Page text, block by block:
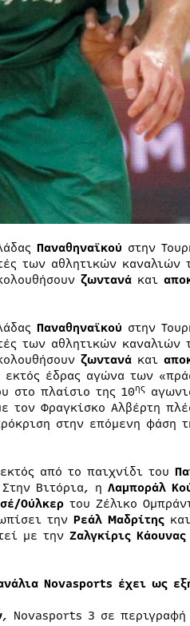
Παναθηναϊκού στην
των αθλητικών καναλιών
ζωντανάκαι
Παναθηναϊκού στην
των αθλητικών καναλιών
ζωντανάκαι
έδρας αγώνα των
στο πλαίσιο της 10ης
τον Φραγκίσκο Αλβέρτη
στην επόμενη φάση
εκτός από το παιχνίδι του
Βιτόρια, η Λαμποράλ
Ούλκερτου Ζέλικο
την Ρεάλ Μαδρίτης
με τηνΖαλγκίρις
Novasports έχει ως
, Novasports 3 σε περιγραφή